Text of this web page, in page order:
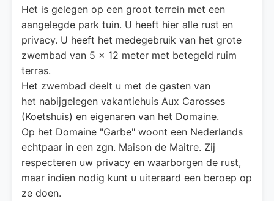
Het is gelegen op een groot terrein met een
aangelegde park tuin. U heeft hier alle rust en
privacy. U heeft het medegebruik van het grote
zwembad van 5 x 12 meter met betegeld ruim
terras.
Het zwembad deelt u met de gasten van
het nabijgelegen vakantiehuis Aux Carosses
(Koetshuis) en eigenaren van het Domaine.
Op het Domaine "Garbe" woont een Nederlands
echtpaar in een zgn. Maison de Maitre. Zij
respecteren uw privacy en waarborgen de rust,
maar indien nodig kunt u uiteraard een beroep op
ze doen.